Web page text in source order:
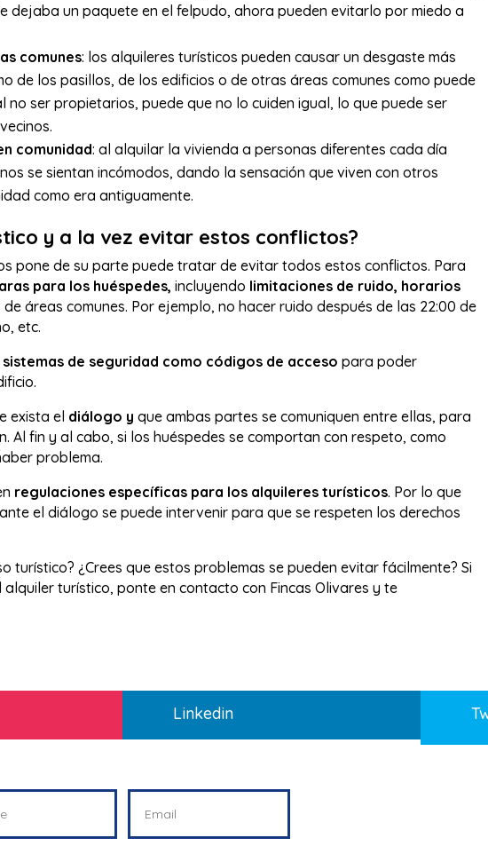
dejaba un paquete en el felpudo, ahora pueden evitarlo por miedo a
comunes: los alquileres turísticos pueden causar un desgaste más
de los pasillos, de los edificios o de otras áreas comunes como puede
no ser propietarios, puede que no lo cuiden igual, lo que puede ser
comunidad: al alquilar la vivienda a personas diferentes cada día
se sientan incómodos, dando la sensación que viven con otros
como era antiguamente.
y a la vez evitar estos conflictos?
pone de su parte puede tratar de evitar todos estos conflictos. Para
para los huéspedes, incluyendo limitaciones de ruido, horarios
áreas comunes. Por ejemplo, no hacer ruido después de las 22:00 de
etc.
sistemas de seguridad como códigos de acceso para poder
exista el diálogo y que ambas partes se comuniquen entre ellas, para
Al fin y al cabo, si los huéspedes se comportan con respeto, como
problema.
regulaciones específicas para los alquileres turísticos. Por lo que
el diálogo se puede intervenir para que se respeten los derechos
turístico? ¿Crees que estos problemas se pueden evitar fácilmente? Si
turístico, ponte en contacto con Fincas Olivares y te
Linkedin